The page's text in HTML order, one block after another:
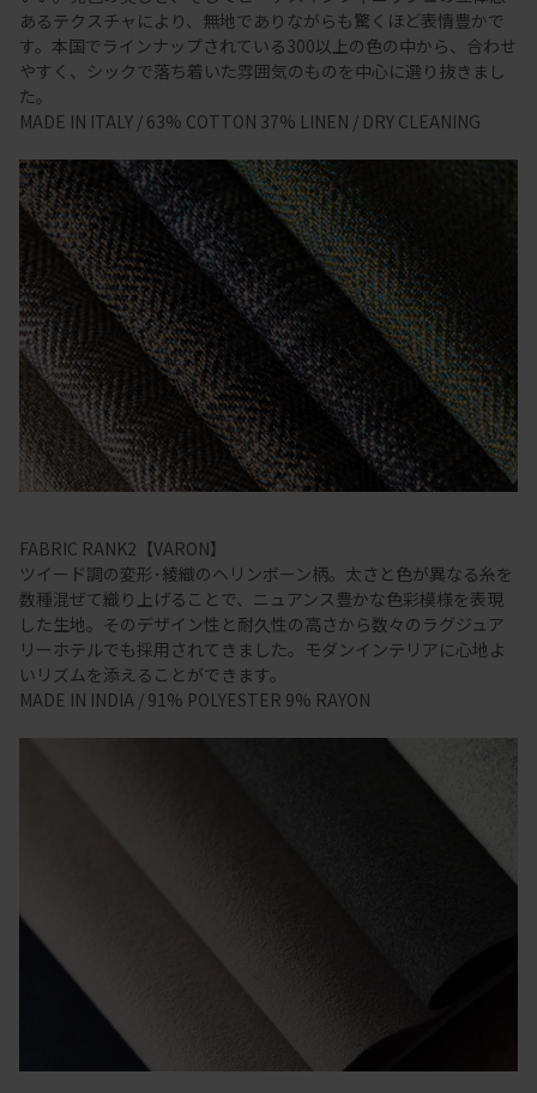
あるテクスチャにより、無地でありながらも驚くほど表情豊かで
す。本国でラインナップされている300以上の色の中から、合わせ
やすく、シックで落ち着いた雰囲気のものを中心に選り抜きまし
た。
MADE IN ITALY / 63% COTTON 37% LINEN / DRY CLEANING
FABRIC RANK2【VARON】
ツイード調の変形･綾織のヘリンボーン柄。太さと色が異なる糸を
数種混ぜて織り上げることで、ニュアンス豊かな色彩模様を表現
した生地。そのデザイン性と耐久性の高さから数々のラグジュア
リーホテルでも採用されてきました。モダンインテリアに心地よ
いリズムを添えることができます。
MADE IN INDIA / 91% POLYESTER 9% RAYON